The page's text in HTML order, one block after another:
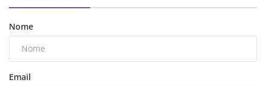
Nome
Email